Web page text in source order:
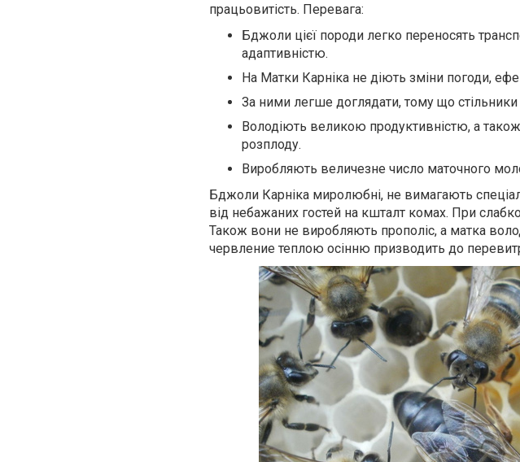
працьовитість. Перевага:
Бджоли цієї породи легко переносять
адаптивністю.
На Матки Карніка не діють зміни погоди,
За ними легше доглядати, тому що стільники
Володіють великою продуктивністю, а
розплоду.
Виробляють величезне число маточного
Бджоли Карніка миролюбні, не вимагають
від небажаних гостей на кшталт комах. При
Також вони не виробляють прополіс, а матка
червление теплою осінню призводить до